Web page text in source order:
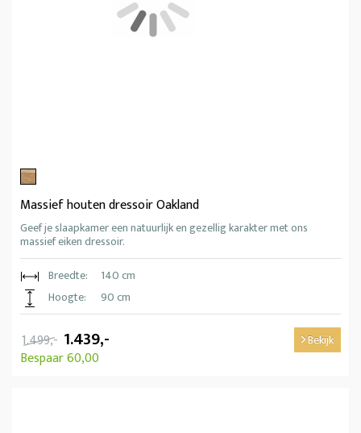
Massief houten dressoir Oakland
Geef je slaapkamer een natuurlijk en gezellig karakter met ons
massief eiken dressoir.
Breedte:
140 cm
Hoogte:
90 cm
1.499,- 1.439,-
Bespaar 60,00
Bekijk